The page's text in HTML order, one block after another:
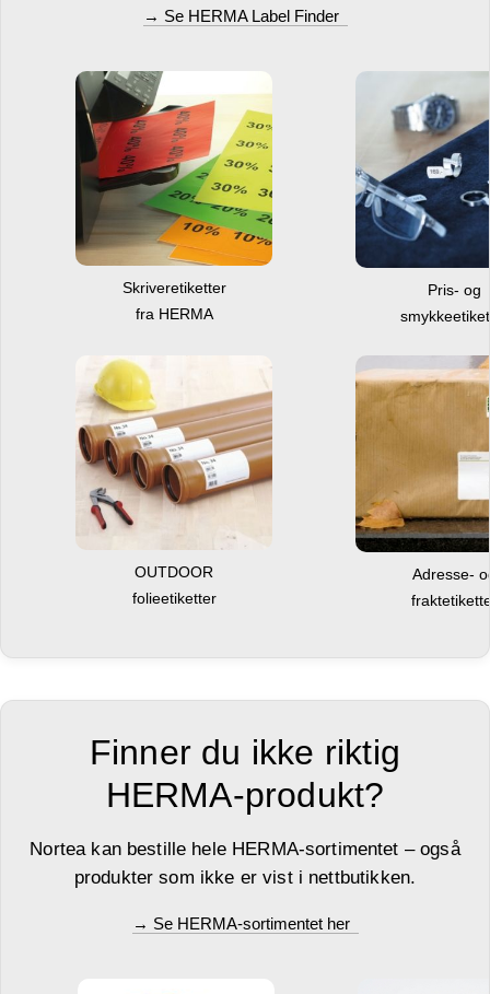
→ Se HERMA Label Finder
Skriveretiketter
fra HERMA
Pris- og
OUTDOOR
folieetiketter
Adresse-
Finner du ikke riktig
HERMA-produkt?
Nortea kan bestille hele HERMA-sortimentet – også
produkter som ikke er vist i nettbutikken.
→ Se HERMA-sortimentet her